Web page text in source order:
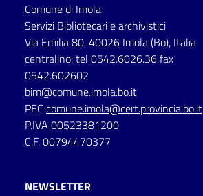
Seguici
su
Comune di Imola
Servizi Bibliotecari e archivistici
Via Emilia 80, 40026 Imola (Bo), Italia
centralino: tel 0542.6026.36 fax
0542.602602
bim@comune.imola.bo.it
PEC comune.imola@cert.provincia.bo.it
P.IVA 00523381200
C.F. 00794470377
NEWSLETTER